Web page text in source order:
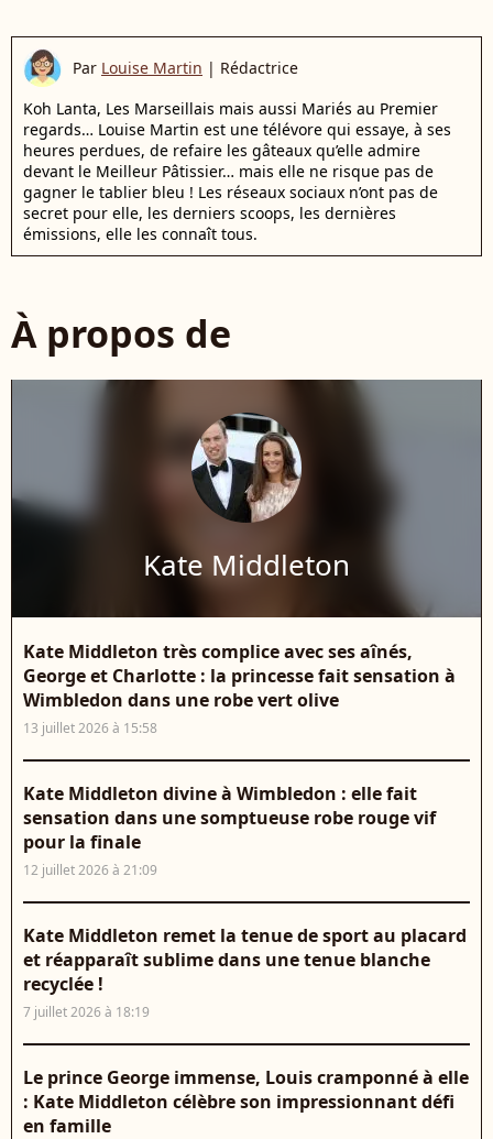
Par Louise Martin | Rédactrice
Koh Lanta, Les Marseillais mais aussi Mariés au Premier
regards… Louise Martin est une télévore qui essaye, à ses
heures perdues, de refaire les gâteaux qu’elle admire
devant le Meilleur Pâtissier… mais elle ne risque pas de
gagner le tablier bleu ! Les réseaux sociaux n’ont pas de
secret pour elle, les derniers scoops, les dernières
émissions, elle les connaît tous.
À propos de
Kate Middleton
Kate Middleton très complice avec ses aînés,
George et Charlotte : la princesse fait sensation à
Wimbledon dans une robe vert olive
13 juillet 2026 à 15:58
Kate Middleton divine à Wimbledon : elle fait
sensation dans une somptueuse robe rouge vif
pour la finale
12 juillet 2026 à 21:09
Kate Middleton remet la tenue de sport au placard
et réapparaît sublime dans une tenue blanche
recyclée !
7 juillet 2026 à 18:19
Le prince George immense, Louis cramponné à elle
: Kate Middleton célèbre son impressionnant défi
en famille